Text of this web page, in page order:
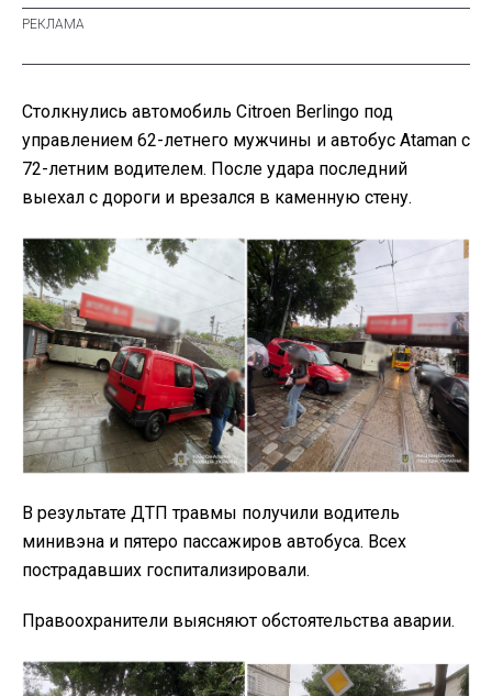
Столкнулись автомобиль Citroen Berlingo под
управлением 62-летнего мужчины и автобус Ataman с
72-летним водителем. После удара последний
выехал с дороги и врезался в каменную стену.
В результате ДТП травмы получили водитель
минивэна и пятеро пассажиров автобуса. Всех
пострадавших госпитализировали.
Правоохранители выясняют обстоятельства аварии.